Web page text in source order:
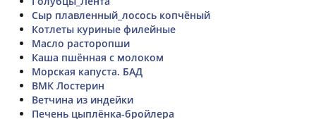
Сыр плавленный_лосось копчёный
Котлеты куриные филейные
Масло расторопши
Каша пшённая с молоком
Морская капуста. БАД
ВМК Лостерин
Ветчина из индейки
Печень цыплёнка-бройлера